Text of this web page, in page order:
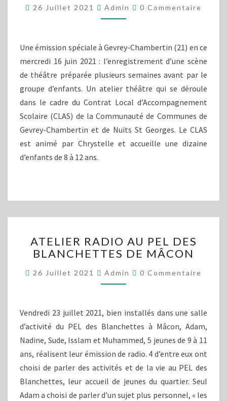
À
GEVREY-
26 Juillet 2021 Admin Commentaires
0 Commentaire
Une émission spéciale à Gevrey-Chambertin (21) en ce
mercredi 16 juin 2021 : l’enregistrement d’une scène
de théâtre préparée plusieurs semaines avant par le
groupe d’enfants. Un atelier théâtre qui se déroule
dans le cadre du Contrat Local d’Accompagnement
Scolaire (CLAS) de la Communauté de Communes de
Gevrey-Chambertin et de Nuits St Georges. Le CLAS
est animé par Chrystelle et accueille une dizaine
d’enfants de 8 à 12 ans.
RADIO
AU
DES
BLANCHETTES
MÂCON
ATELIER RADIO AU PEL DES
BLANCHETTES DE MÂCON
26 Juillet 2021 Admin Commentaires
0 Commentaire
Vendredi 23 juillet 2021, bien installés dans une salle
d’activité du PEL des Blanchettes à Mâcon, Adam,
Nadine, Sude, Isslam et Muhammed, 5 jeunes de 9 à 11
ans, réalisent leur émission de radio. 4 d’entre eux ont
choisi de parler des activités et de la vie au PEL des
Blanchettes, leur accueil de jeunes du quartier. Seul
Adam a choisi de parler d’un sujet plus personnel, « les